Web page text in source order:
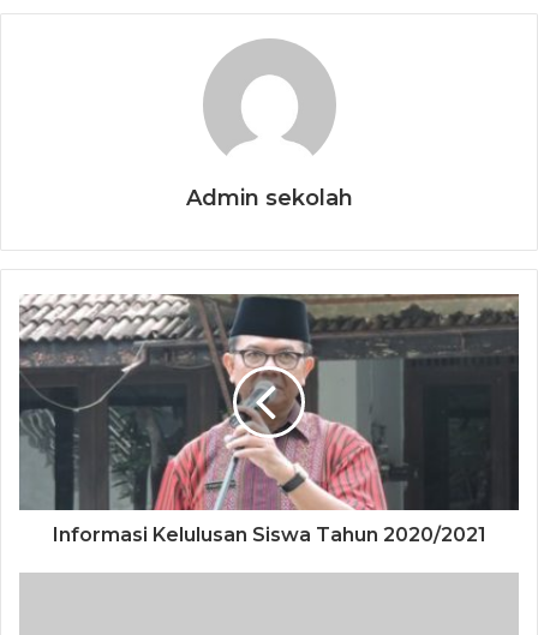
Admin sekolah
Informasi Kelulusan Siswa Tahun 2020/2021